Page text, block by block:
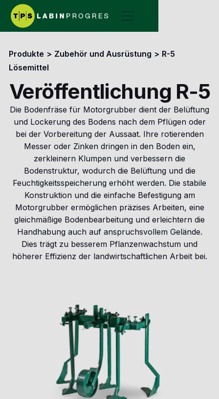
Produkte > Zubehör und Ausrüstung > R-5
Lösemittel
Veröffentlichung R-5
Die Bodenfräse für Motorgrubber dient der Belüftung
und Lockerung des Bodens nach dem Pflügen oder
bei der Vorbereitung der Aussaat. Ihre rotierenden
Messer oder Zinken dringen in den Boden ein,
zerkleinern Klumpen und verbessern die
Bodenstruktur, wodurch die Belüftung und die
Feuchtigkeitsspeicherung erhöht werden. Die stabile
Konstruktion und die einfache Befestigung am
Motorgrubber ermöglichen präzises Arbeiten, eine
gleichmäßige Bodenbearbeitung und erleichtern die
Handhabung auch auf anspruchsvollem Gelände.
Dies trägt zu besserem Pflanzenwachstum und
höherer Effizienz der landwirtschaftlichen Arbeit bei.